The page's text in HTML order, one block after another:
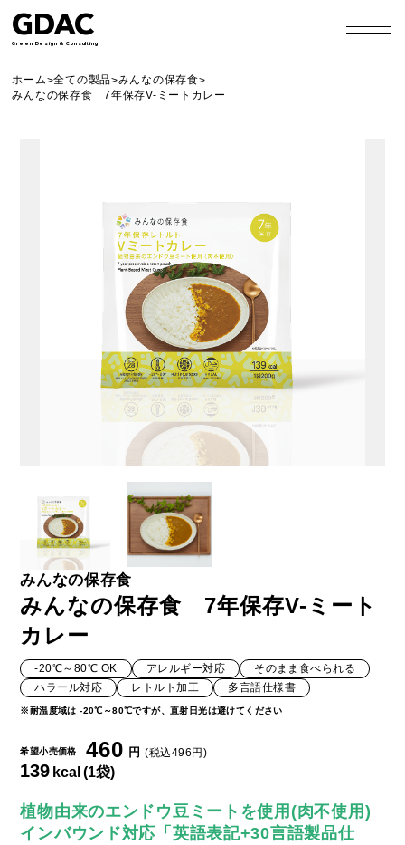
GDAC
Green Design & Consulting
ホーム>全ての製品>みんなの保存食>
みんなの保存食 7年保存V-ミートカレー
みんなの保存食
みんなの保存食 7年保存V-ミート
カレー
-20℃～80℃ OK アレルギー対応
そのまま食べられる
ハラール対応
レトルト加工 多言語仕様書
※耐温度域は -20℃～80℃ですが、直射日光は避けてください
希望小売価格 460 円 (税込496円)
139 kcal (1袋)
植物由来のエンドウ豆ミートを使用(肉不使用)
インバウンド対応「英語表記+30言語製品仕